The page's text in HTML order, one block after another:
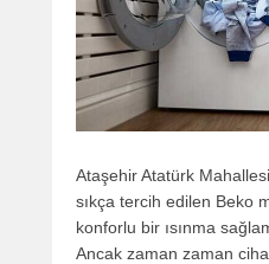
Ataşehir Atatürk
sıkça tercih edilen Beko
konforlu bir ısınma
Ancak zaman zaman